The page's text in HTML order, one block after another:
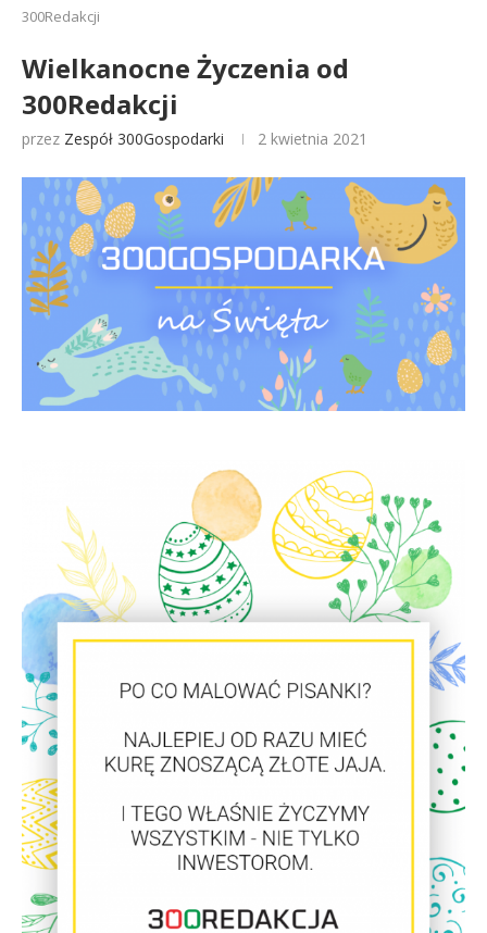
300Redakcji
Wielkanocne Życzenia od
300Redakcji
przez Zespół 300Gospodarki 2 kwietnia 2021